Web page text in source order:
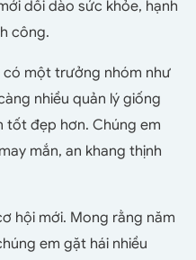
dồi dào sức khỏe, hạnh
công.
có một trưởng nhóm như
nhiều quản lý giống
tốt đẹp hơn. Chúng em
mắn, an khang thịnh
hội mới. Mong rằng năm
em gặt hái nhiều